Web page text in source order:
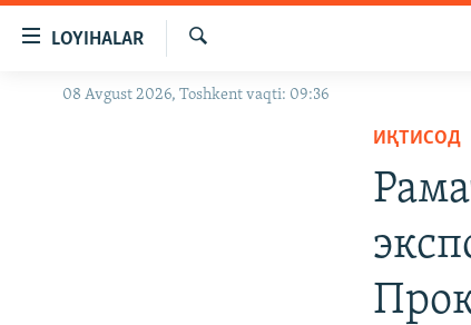
Бош
LOYIHALAR
OZODLIK SURISHTIRUVLARI
Излаш
08 Avgust 2026, Toshkent vaqti: 09:36
ИҚТИСОД